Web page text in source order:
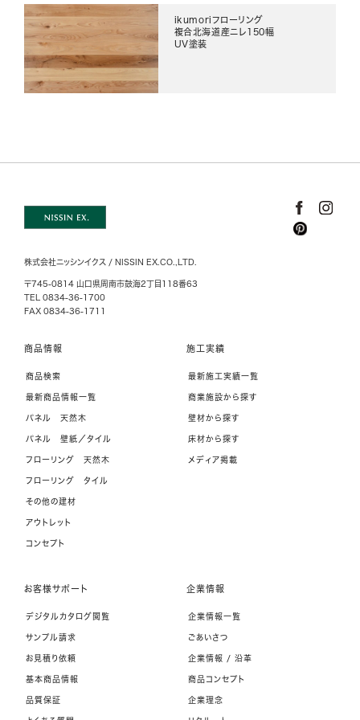
ikumoriフローリング
複合北海道産ニレ150幅
UV塗装
株式会社ニッシンイクス / NISSIN EX.CO.,LTD.
〒745-0814 山口県周南市鼓海2丁目118番63
TEL 0834-36-1700
FAX 0834-36-1711
商品情報
商品検索
最新商品情報一覧
パネル 天然木
パネル 壁紙／タイル
フローリング 天然木
フローリング タイル
その他の建材
アウトレット
コンセプト
施工実績
最新施工実績一覧
商業施設から探す
壁材から探す
床材から探す
メディア掲載
お客様サポート
デジタルカタログ閲覧
サンプル請求
お見積り依頼
基本商品情報
品質保証
企業情報
企業情報一覧
ごあいさつ
企業情報 / 沿革
商品コンセプト
企業理念